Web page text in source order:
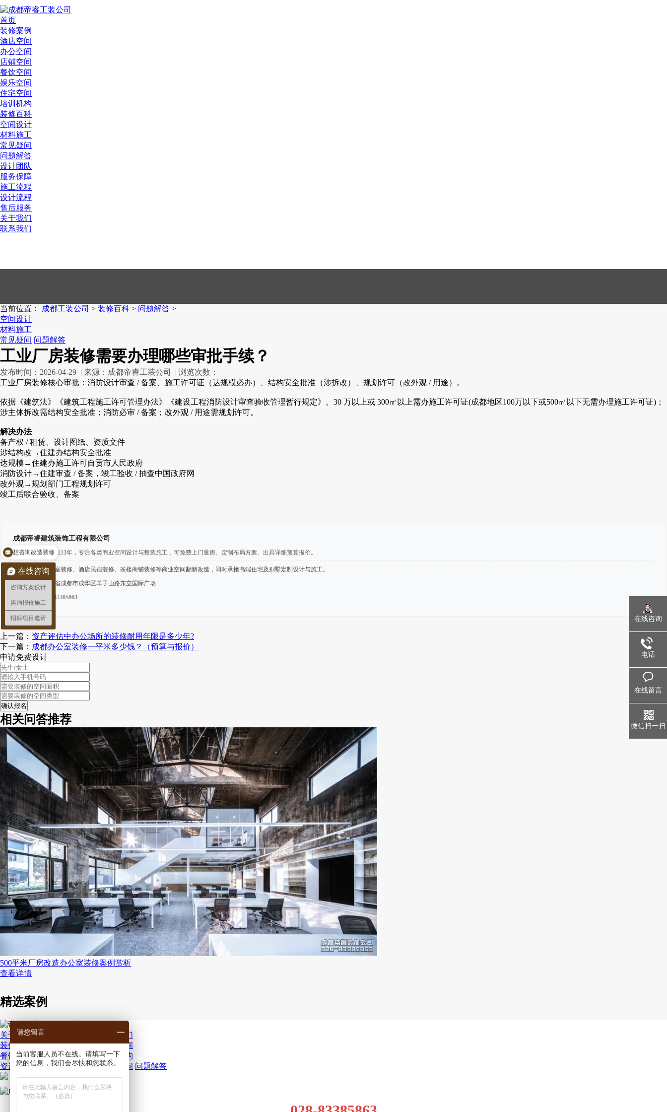
首页
装修案例
酒店空间
办公空间
店铺空间
餐饮空间
娱乐空间
住宅空间
培训机构
装修百科
空间设计
材料施工
常见疑问
问题解答
设计团队
服务保障
施工流程
设计流程
售后服务
关于我们
联系我们
当前位置： 成都工装公司 > 装修百科 > 问题解答 >
空间设计
材料施工
常见疑问 问题解答
工业厂房装修需要办理哪些审批手续？
发布时间：2026-04-29 | 来源：成都帝睿工装公司 | 浏览次数：
工业厂房装修核心审批：消防设计审查 / 备案、施工许可证（达规模必办）、结构安全批准（涉拆改）、规划许可（改外观 / 用途）。
依据《建筑法》《建筑工程施工许可管理办法》《建设工程消防设计审查验收管理暂行规定》。30 万以上或 300㎡以上需办施工许可证(成都地区100万以下或500㎡以下无需办理施工许可证)；
涉主体拆改需结构安全批准；消防必审 / 备案；改外观 / 用途需规划许可。
解决办法
备产权 / 租赁、设计图纸、资质文件
涉结构改→住建办结构安全批准
达规模→住建办施工许可自贡市人民政府
消防设计→住建审查 / 备案，竣工验收 / 抽查中国政府网
改外观→规划部门工程规划许可
竣工后联合验收、备案
成都帝睿建筑装饰工程有限公司
深耕成都装饰行业13年，专注各类商业空间设计与整装施工，可免费上门量房、定制布局方案、出具详细预算报价。
主营服务：办公室装修、酒店民宿装修、茶楼商铺装修等商业空间翻新改造，同时承接高端住宅及别墅定制设计与施工。
公司地址： 四川省成都市成华区羊子山路东立国际广场
咨询热线：028-83385863
上一篇： 资产评估中办公场所的装修耐用年限是多少年?
下一篇： 成都办公室装修一平米多少钱？（预算与报价）
申请免费设计
相关问答推荐
500平米厂房改造办公室装修案例赏析
查看详情
精选案例
关于帝睿 服务保障
联系我们
装修案例 酒店空间 办公空间 店铺空间
餐饮空间 娱乐空间 住宅空间 培训机构
资讯百科 空间设计 材料施工 常见疑问 问题解答
帝睿微博
在线咨询
电话
在线留言
微信扫一扫
在线咨询
咨询方案设计
咨询报价施工
招标项目邀请
想咨询改造装修
请您留言
当前客服人员不在线。请填写一下
您的信息，我们会尽快和您联系。